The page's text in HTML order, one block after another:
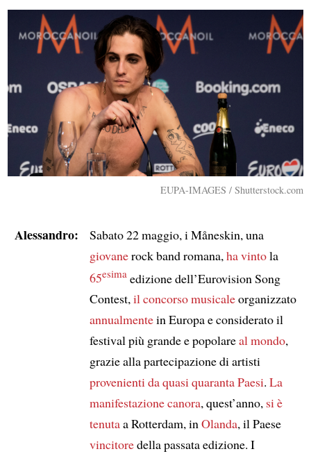
EUPA-IMAGES / Shutterstock.com
Alessandro:
Sabato 22 maggio, i Måneskin, una
giovanerock band romana, ha vintola
65esimaedizione dell’Eurovision Song
Contest,il concorso musicaleorganizzato
annualmentein Europa e considerato il
festival più grande e popolareal mondo,
grazie alla partecipazione di artisti
provenienti daquasi quaranta Paesi. La
manifestazione canora, quest’anno, si è
tenutaa Rotterdam, inOlanda, il Paese
vincitoredella passata edizione. I